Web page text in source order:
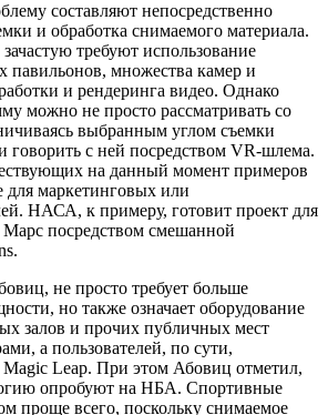
составляют непосредственно
и обработка снимаемого материала.
требуют использование
павильонов, множества камер и
и рендеринга видео. Однако
можно не просто рассматривать со
выбранным углом съемки
говорить с ней посредством VR-шлема.
на данный момент примеров
для маркетинговых или
НАСА, к примеру, готовит проект для
Марс посредством смешанной
не просто требует больше
но также означает оборудование
залов и прочих публичных мест
а пользователей, по сути,
Leap. При этом Абовиц отметил,
опробуют на НБА. Спортивные
проще всего, поскольку снимаемое